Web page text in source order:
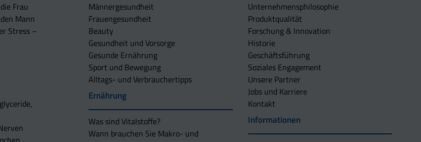
Frau
Mann
Stress –
Männergesundheit
Frauengesundheit
Beauty
Gesundheit und Vorsorge
Gesunde Ernährung
Sport und Bewegung
Alltags- und Verbrauchertipps
Ernährung
Was sind Vitalstoffe?
Wann brauchen Sie Makro- und
Unternehmens­philosophie
Produktqualität
Forschung & Innovation
Historie
Geschäftsführung
Soziales Engagement
Unsere Partner
Jobs und Karriere
Kontakt
Informationen